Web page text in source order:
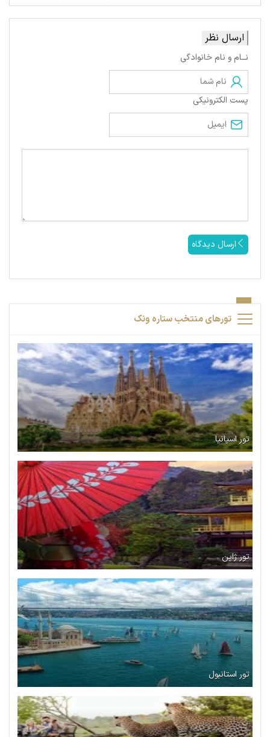
ارسال نظر
نــام و نام خانوادگی
پست الکترونیکی
ارسال دیدگاه
تورهای منتخب ستاره ونک
تور اسپانیا
تور ژاپن
تور استانبول